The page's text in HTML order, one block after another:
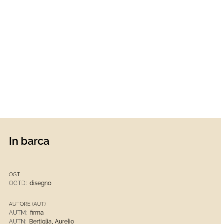
In barca
OGT
OGTD: disegno
AUTORE (AUT)
AUTM: firma
AUTN: Bertiglia, Aurelio